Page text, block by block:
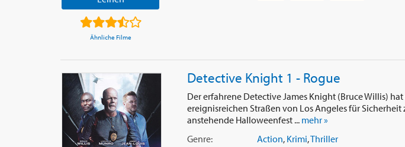
Ähnliche Filme
Detective Knight 1 - Rogue
Der erfahrene Detective James Knight (Bruce Willis)
ereignisreichen Straßen von Los Angeles für
anstehende Halloweenfest ... mehr »
Genre:
Action, Krimi,Thriller